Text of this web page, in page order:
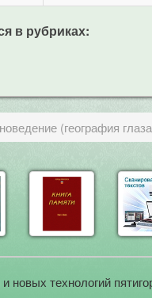
в рубриках:
(география
новых технологий